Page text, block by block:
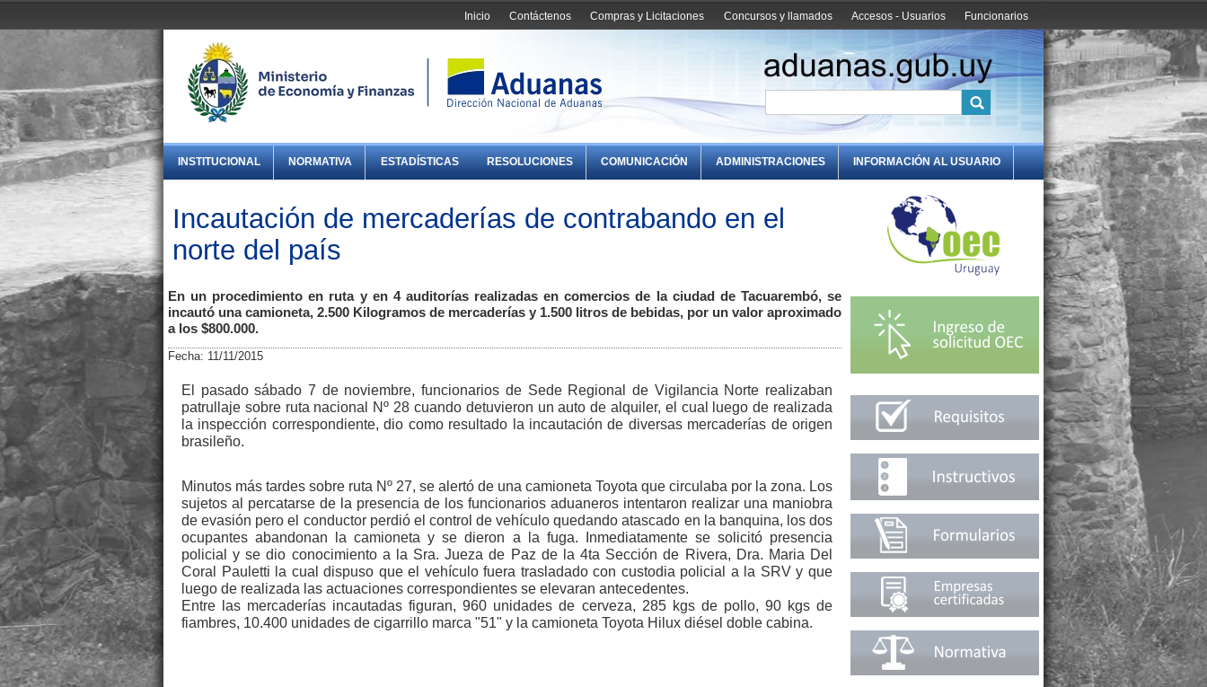
Funcionarios
Accesos - Usuarios
Concursos y llamados
Compras y Licitaciones
Contáctenos
Inicio
INSTITUCIONAL NORMATIVA ESTADÍSTICAS RESOLUCIONES COMUNICACIÓN ADMINISTRACIONES INFORMACIÓN AL USUARIO
Incautación de mercaderías de contrabando en el
norte del país
En un procedimiento en ruta y en 4 auditorías realizadas en comercios de la ciudad de Tacuarembó, se
incautó una camioneta, 2.500 Kilogramos de mercaderías y 1.500 litros de bebidas, por un valor aproximado
a los $800.000.
Fecha: 11/11/2015
El pasado sábado 7 de noviembre, funcionarios de Sede Regional de Vigilancia Norte realizaban
patrullaje sobre ruta nacional Nº 28 cuando detuvieron un auto de alquiler, el cual luego de realizada
la inspección correspondiente, dio como resultado la incautación de diversas mercaderías de origen
brasileño.
Minutos más tardes sobre ruta Nº 27, se alertó de una camioneta Toyota que circulaba por la zona. Los
sujetos al percatarse de la presencia de los funcionarios aduaneros intentaron realizar una maniobra
de evasión pero el conductor perdió el control de vehículo quedando atascado en la banquina, los dos
ocupantes abandonan la camioneta y se dieron a la fuga. Inmediatamente se solicitó presencia
policial y se dio conocimiento a la Sra. Jueza de Paz de la 4ta Sección de Rivera, Dra. Maria Del
Coral Pauletti la cual dispuso que el vehículo fuera trasladado con custodia policial a la SRV y que
luego de realizada las actuaciones correspondientes se elevaran antecedentes.
Entre las mercaderías incautadas figuran, 960 unidades de cerveza, 285 kgs de pollo, 90 kgs de
fiambres, 10.400 unidades de cigarrillo marca "51" y la camioneta Toyota Hilux diésel doble cabina.